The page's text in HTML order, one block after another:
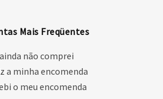
Mais Freqüentes
não comprei
a minha encomenda
o meu encomenda